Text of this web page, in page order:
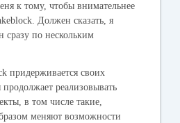
к тому, чтобы внимательнее
Должен сказать, я
сразу по нескольким
придерживается своих
реализовывать
в том числе такие,
меняют возможности